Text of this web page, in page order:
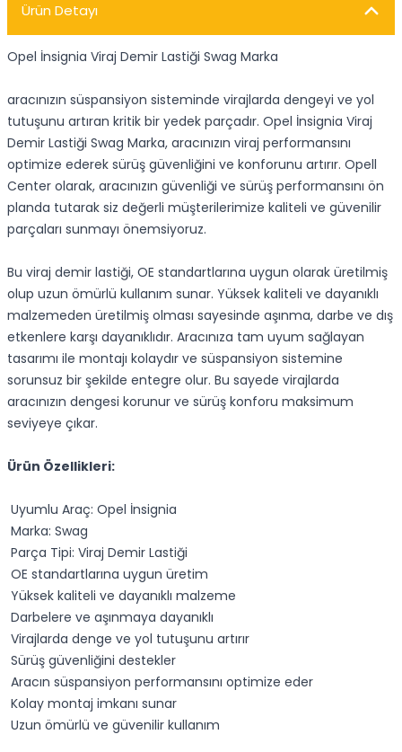
Ürün Detayı
Opel İnsignia Viraj Demir Lastiği Swag Marka
aracınızın süspansiyon sisteminde virajlarda dengeyi ve yol
tutuşunu artıran kritik bir yedek parçadır. Opel İnsignia Viraj
Demir Lastiği Swag Marka, aracınızın viraj performansını
optimize ederek sürüş güvenliğini ve konforunu artırır. Opell
Center olarak, aracınızın güvenliği ve sürüş performansını ön
planda tutarak siz değerli müşterilerimize kaliteli ve güvenilir
parçaları sunmayı önemsiyoruz.
Bu viraj demir lastiği, OE standartlarına uygun olarak üretilmiş
olup uzun ömürlü kullanım sunar. Yüksek kaliteli ve dayanıklı
malzemeden üretilmiş olması sayesinde aşınma, darbe ve dış
etkenlere karşı dayanıklıdır. Aracınıza tam uyum sağlayan
tasarımı ile montajı kolaydır ve süspansiyon sistemine
sorunsuz bir şekilde entegre olur. Bu sayede virajlarda
aracınızın dengesi korunur ve sürüş konforu maksimum
seviyeye çıkar.
Ürün Özellikleri:
Uyumlu Araç: Opel İnsignia
Marka: Swag
Parça Tipi: Viraj Demir Lastiği
OE standartlarına uygun üretim
Yüksek kaliteli ve dayanıklı malzeme
Darbelere ve aşınmaya dayanıklı
Virajlarda denge ve yol tutuşunu artırır
Sürüş güvenliğini destekler
Aracın süspansiyon performansını optimize eder
Kolay montaj imkanı sunar
Uzun ömürlü ve güvenilir kullanım